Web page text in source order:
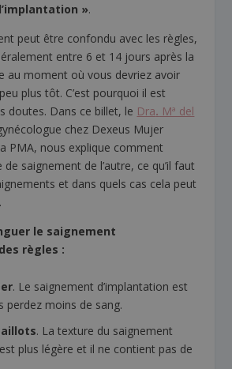
».
peut être confondu avec les règles,
entre 6 et 14 jours après la
au moment où vous devriez avoir
plus tôt. C’est pourquoi il est
doutes. Dans ce billet, le Dra. Mª del
chez Dexeus Mujer
PMA, nous explique comment
saignement de l’autre, ce qu’il faut
et dans quels cas cela peut
le saignement
règles :
. Le saignement d’implantation est
perdez moins de sang.
. La texture du saignement
plus légère et il ne contient pas de